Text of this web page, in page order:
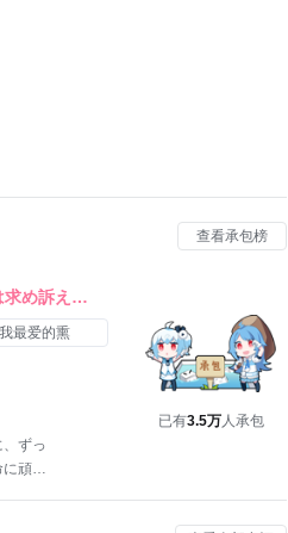
查看承包榜
我は求め訴えたり
最爱的熏
ずっ
に頑張
已有3.5万人承包